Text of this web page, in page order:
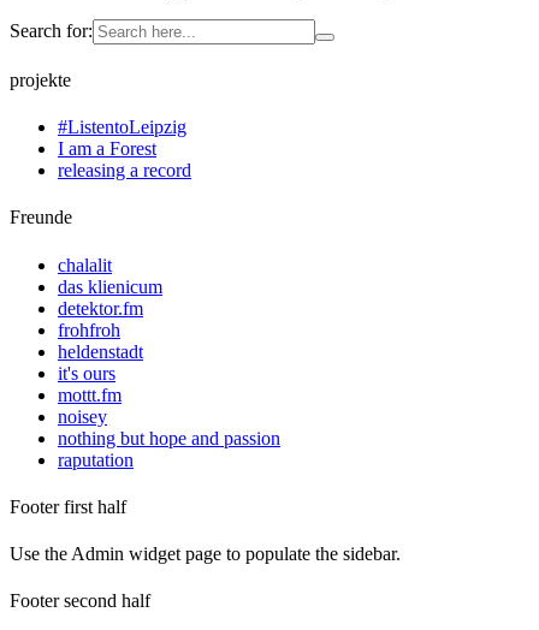
Search for:
projekte
#ListentoLeipzig
I am a Forest
releasing a record
Freunde
chalalit
das klienicum
detektor.fm
frohfroh
heldenstadt
it's ours
mottt.fm
noisey
nothing but hope and passion
raputation
Footer first half
Use the Admin widget page to populate the sidebar.
Footer second half